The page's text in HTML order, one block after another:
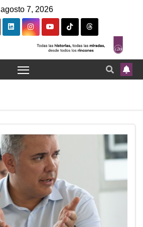
agosto 7, 2026